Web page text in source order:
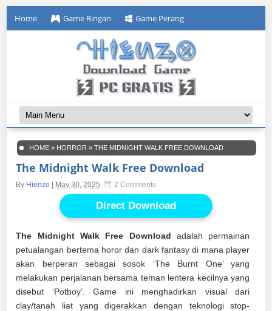
Home Game Ringan Game Perang
HOME » HORROR »THE MIDNIGHT WALK FREE DOWNLOAD
The Midnight Walk Free Download
By Hienzo May 30, 2025 2 Comments
Direct Download
The Midnight Walk Free Download adalah permainan
petualangan bertema horor dan dark fantasy di mana player
akan berperan sebagai sosok ‘The Burnt One’ yang
melakukan perjalanan bersama teman lentera kecilnya yang
disebut ‘Potboy’. Game ini menghadirkan visual dari
clay/tanah liat yang digerakkan dengan teknologi stop-